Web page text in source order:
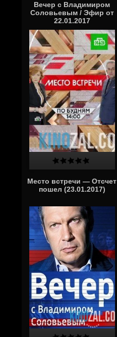
Вечер с Владимиром
Соловьевым / Эфир от
22.01.2017
Место встречи — Отсчет
пошел (23.01.2017)